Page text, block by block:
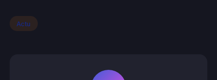
Actu